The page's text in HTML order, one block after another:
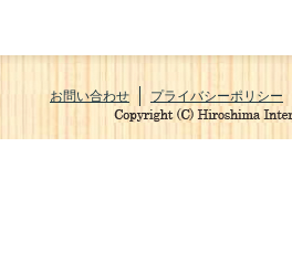
お問い合わせ プライバシーポリシー